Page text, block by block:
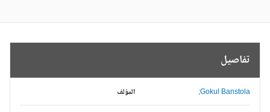
تفاصيل
المؤلف Gokul Banstola;